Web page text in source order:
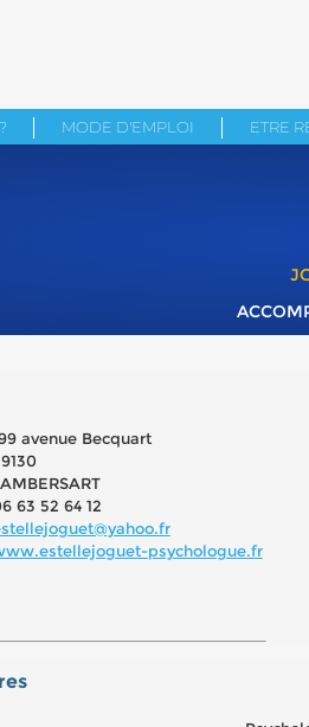
MODE D'EMPLOI ETRE
avenue Becquart
63 52 64 12
psychologue.fr